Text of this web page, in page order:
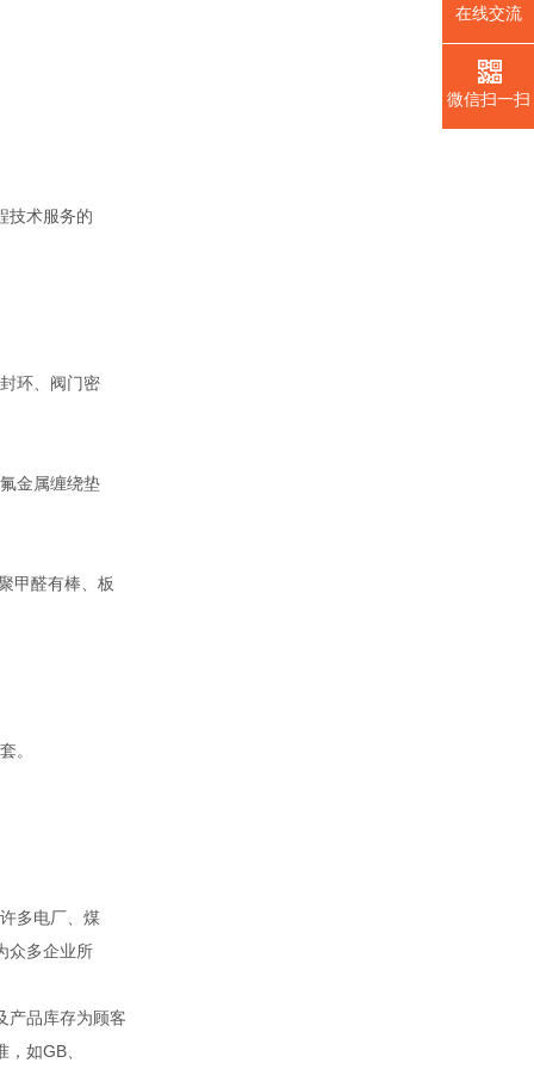
技术服务的
环、阀门密
金属缠绕垫
甲醛有棒、板
。
多电厂、煤
众多企业所
品库存为顾客
如GB、
在线交流
微信扫一扫